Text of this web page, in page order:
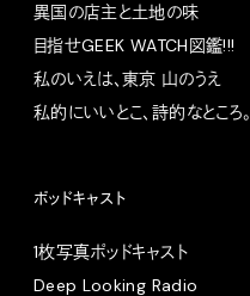
異国の店主と土地の味
目指せGEEK WATCH図鑑!!!
私のいえは、東京 山のうえ
私的にいいとこ、詩的なところ。
ポッドキャスト
1枚写真ポッドキャスト
Deep Looking Radio